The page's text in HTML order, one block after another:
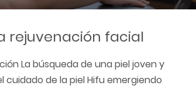
rejuvenación facial
La búsqueda de una piel joven y
de la piel Hifu emergiendo